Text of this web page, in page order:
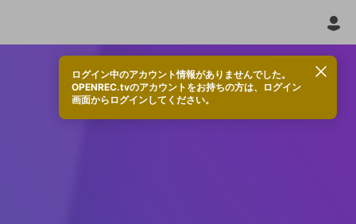
ログイン中のアカウント情報がありませんでした。
OPENREC.tvのアカウントをお持ちの方は、ログイン
画面からログインしてください。